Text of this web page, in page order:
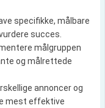
specifikke, målbare
succes.
målgruppen
og målrettede
annoncer og
mest effektive